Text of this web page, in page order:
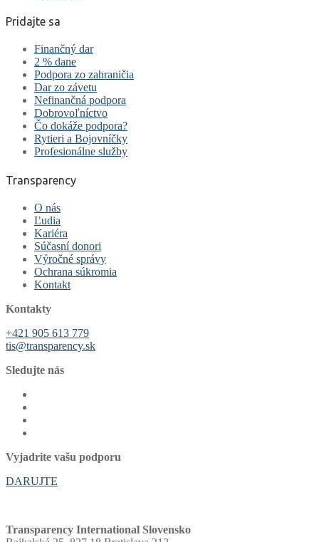
Pridajte sa
Finančný dar
2 % dane
Podpora zo zahraničia
Dar zo závetu
Nefinančná podpora
Dobrovoľníctvo
Čo dokáže podpora?
Rytieri a Bojovníčky
Profesionálne služby
Transparency
O nás
Ľudia
Kariéra
Súčasní donori
Výročné správy
Ochrana súkromia
Kontakt
Kontakty
+421 905 613 779
tis@transparency.sk
Sledujte nás
Vyjadrite vašu podporu
DARUJTE
Transparency International Slovensko